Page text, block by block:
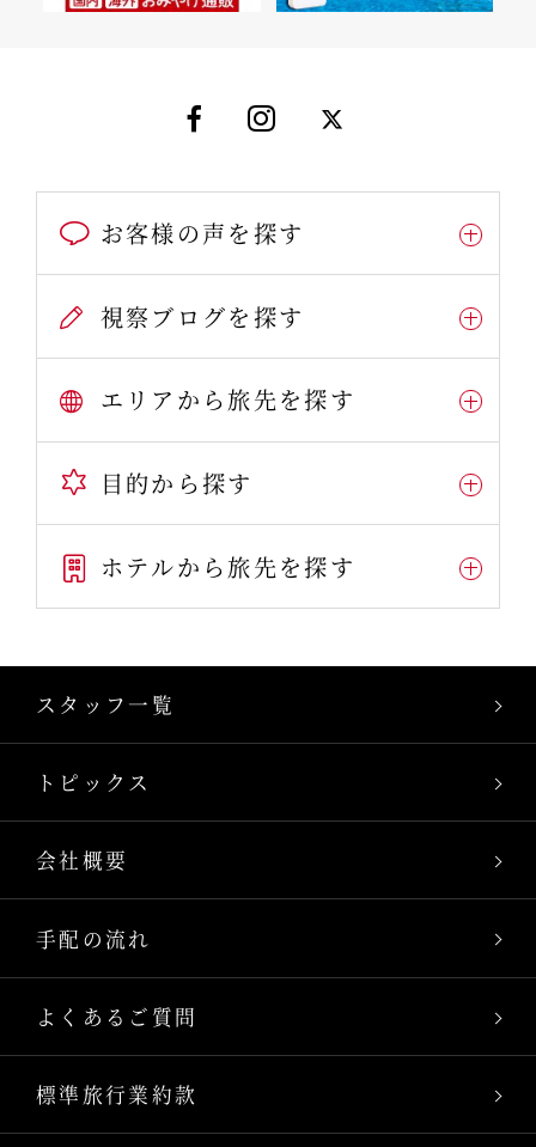
お客様の声を探す
視察ブログを探す
エリアから旅先を探す
目的から探す
ホテルから旅先を探す
スタッフ一覧
トピックス
会社概要
手配の流れ
よくあるご質問
標準旅行業約款